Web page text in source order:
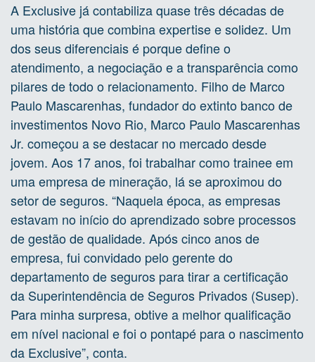
A Exclusive já contabiliza quase três décadas de
uma história que combina expertise e solidez. Um
dos seus diferenciais é porque define o
atendimento, a negociação e a transparência como
pilares de todo o relacionamento. Filho de Marco
Paulo Mascarenhas, fundador do extinto banco de
investimentos Novo Rio, Marco Paulo Mascarenhas
Jr. começou a se destacar no mercado desde
jovem. Aos 17 anos, foi trabalhar como trainee em
uma empresa de mineração, lá se aproximou do
setor de seguros. “Naquela época, as empresas
estavam no início do aprendizado sobre processos
de gestão de qualidade. Após cinco anos de
empresa, fui convidado pelo gerente do
departamento de seguros para tirar a certificação
da Superintendência de Seguros Privados (Susep).
Para minha surpresa, obtive a melhor qualificação
em nível nacional e foi o pontapé para o nascimento
da Exclusive”, conta.